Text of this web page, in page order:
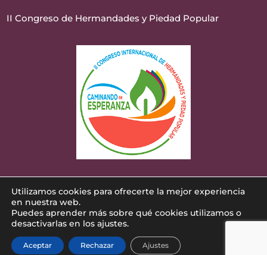
II Congreso de Hermandades y Piedad Popular
Diseñado poriNova Cloud. Una empresa de
Grupo iNova©Todos los derechos reservados.|
cookies
Utilizamos cookies para ofrecerte la mejor experiencia
en nuestra web.
Puedes aprender más sobre qué cookies utilizamos o
desactivarlas en los ajustes.
Aceptar Rechazar Ajustes